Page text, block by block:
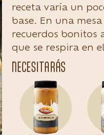
receta varía un
base. En una
recuerdos bonitos
que se respira en
NECESITARÁS